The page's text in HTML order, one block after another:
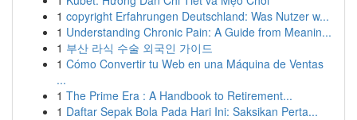
1 copyright Erfahrungen Deutschland: Was Nutzer w...
1 Understanding Chronic Pain: A Guide from Meanin...
1 부산 라식 수술 외국인 가이드
1 Cómo Convertir tu Web en una Máquina de Ventas
...
1 The Prime Era : A Handbook to Retirement...
1 Daftar Sepak Bola Pada Hari Ini: Saksikan Perta...